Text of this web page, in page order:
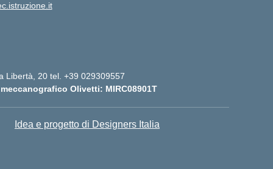
Libertà, 20 tel. +39 029309557
Olivetti: MIRC08901T
Idea e progetto di Designers Italia